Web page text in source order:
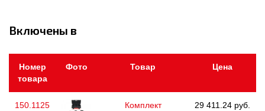
Включены в
Номер
товара
Фото Товар Цена
150.1125
Комплект
29 411.24 руб.